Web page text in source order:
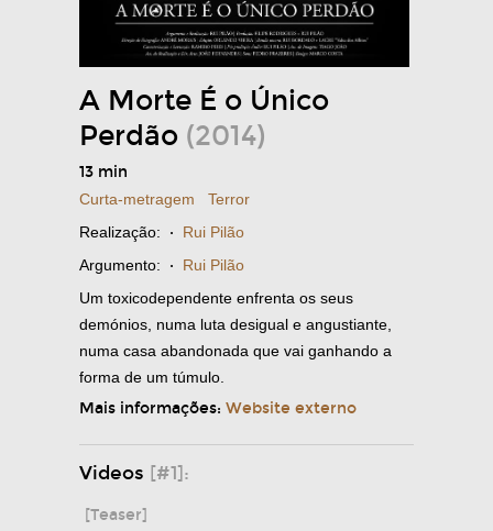
A Morte É o Único
Perdão (2014)
13 min
Curta-metragem
Terror
Realização: · Rui Pilão
Argumento: · Rui Pilão
Um toxicodependente enfrenta os seus
demónios, numa luta desigual e angustiante,
numa casa abandonada que vai ganhando a
forma de um túmulo.
Mais informações: Website externo
Videos [#1]:
[Teaser]